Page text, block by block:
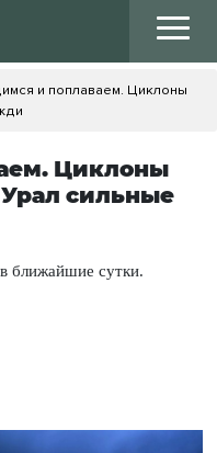
и поплаваем. Циклоны
Циклоны
сильные
ближайшие сутки.